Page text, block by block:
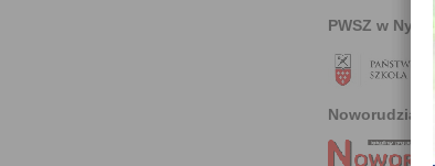
PWSZ w Nysie
Noworudzianin